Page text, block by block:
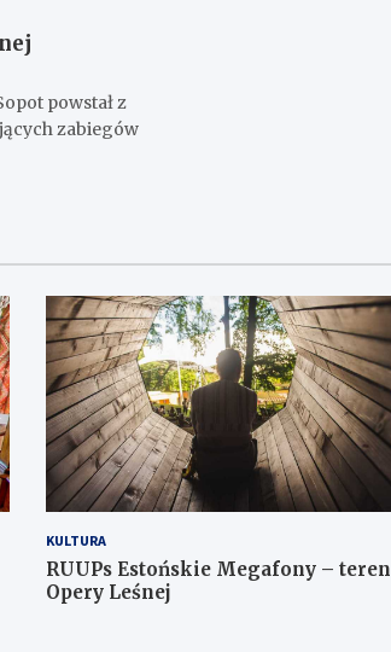
powstał z
zabiegów
KULTURA
RUUPs Estońskie Megafony – teren
Opery Leśnej